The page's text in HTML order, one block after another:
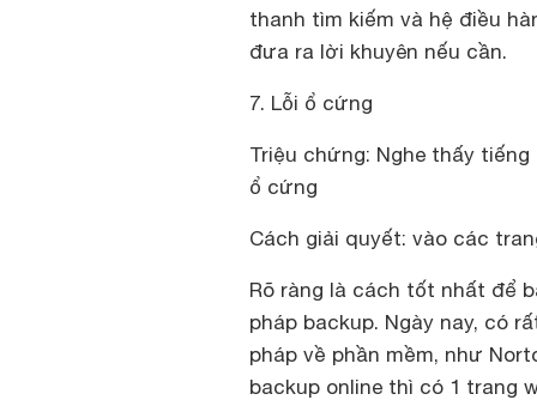
thanh tìm kiếm và hệ điều
đưa ra lời khuyên nếu cần.
7. Lỗi ổ cứng
Triệu chứng: Nghe thấy
ổ cứng
Cách giải quyết: vào các
Rõ ràng là cách tốt nhất để
pháp backup. Ngày nay, có
pháp về phần mềm, như
backup online thì có 1 trang